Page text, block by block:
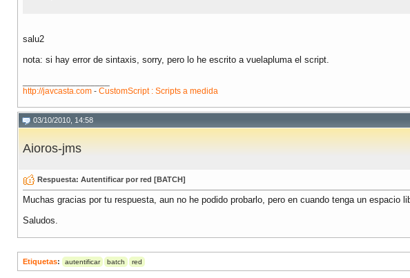
salu2
nota: si hay error de sintaxis, sorry, pero lo he escrito a vuelapluma el script.
http://javcasta.com - CustomScript : Scripts a medida
03/10/2010, 14:58
Aioros-jms
Respuesta: Autentificar por red [BATCH]
Muchas gracias por tu respuesta, aun no he podido probarlo, pero en cuando tenga un
Saludos.
Etiquetas: autentificar batch red